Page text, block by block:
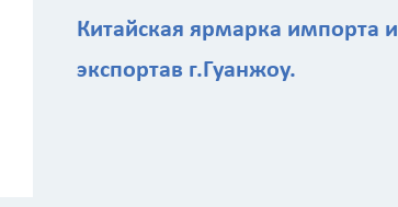
Китайская ярмарка импорта и
экспортав г.Гуанжоу.